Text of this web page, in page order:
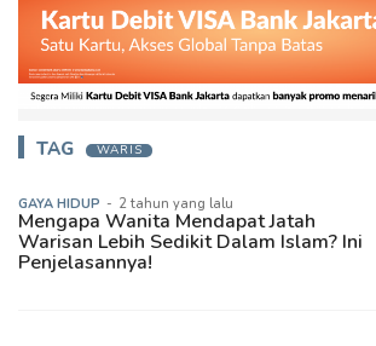
TAG WARIS
GAYA HIDUP - 2 tahun yang lalu
Mengapa Wanita Mendapat Jatah
Warisan Lebih Sedikit Dalam Islam? Ini
Penjelasannya!